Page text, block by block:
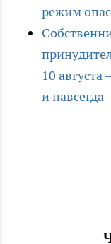
режим
10
и навсегда